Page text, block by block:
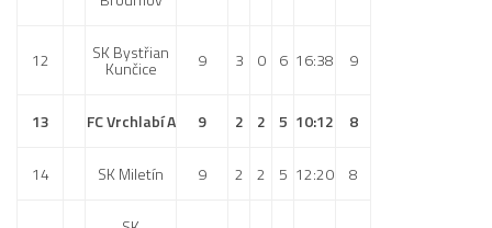
2022/23
2018/19
12 SK Bystřian
Kunčice 9 3 0 6 16:38 9
13 FC Vrchlabí A 9 2 2 5 10:12 8
14 SK Miletín 9 2 2 5 12:20 8